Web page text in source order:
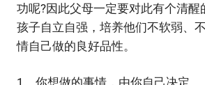
功呢?因此父母一定要对此有个清醒
孩子自立自强，培养他们不软弱、
情自己做的良好品性。
1、你想做的事情，由你自己决定